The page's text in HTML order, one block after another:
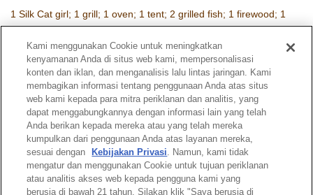
1 Silk Cat girl; 1 grill; 1 oven; 1 tent; 2 grilled fish; 1 firewood; 1
cutting board; 1 knife; 1 tong; 4 plate; 4 fork; 2 onion: 2 corn; 2
pumpkin; 2 potato; 1 sleeping bag
Item Code : 5209
Catalogue page
Top of Page
Kami menggunakan Cookie untuk meningkatkan
kenyamanan Anda di situs web kami, mempersonalisasi
konten dan iklan, dan menganalisis lalu lintas jaringan. Kami
membagikan informasi tentang penggunaan Anda atas situs
web kami kepada para mitra periklanan dan analitis, yang
dapat menggabungkannya dengan informasi lain yang telah
Anda berikan kepada mereka atau yang telah mereka
kumpulkan dari penggunaan Anda atas layanan mereka,
sesuai dengan
Kebijakan Privasi. Namun, kami tidak
mengatur dan menggunakan Cookie untuk tujuan periklanan
atau analitis akses web kepada pengguna kami yang
berusia di bawah 21 tahun. Silakan klik "Saya berusia di